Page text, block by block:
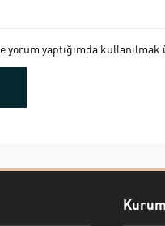
yorum yaptığımda